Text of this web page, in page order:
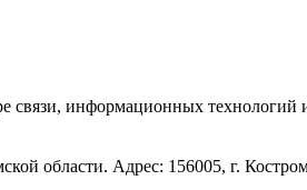
связи, информационных
области. Адрес: 156005, г.